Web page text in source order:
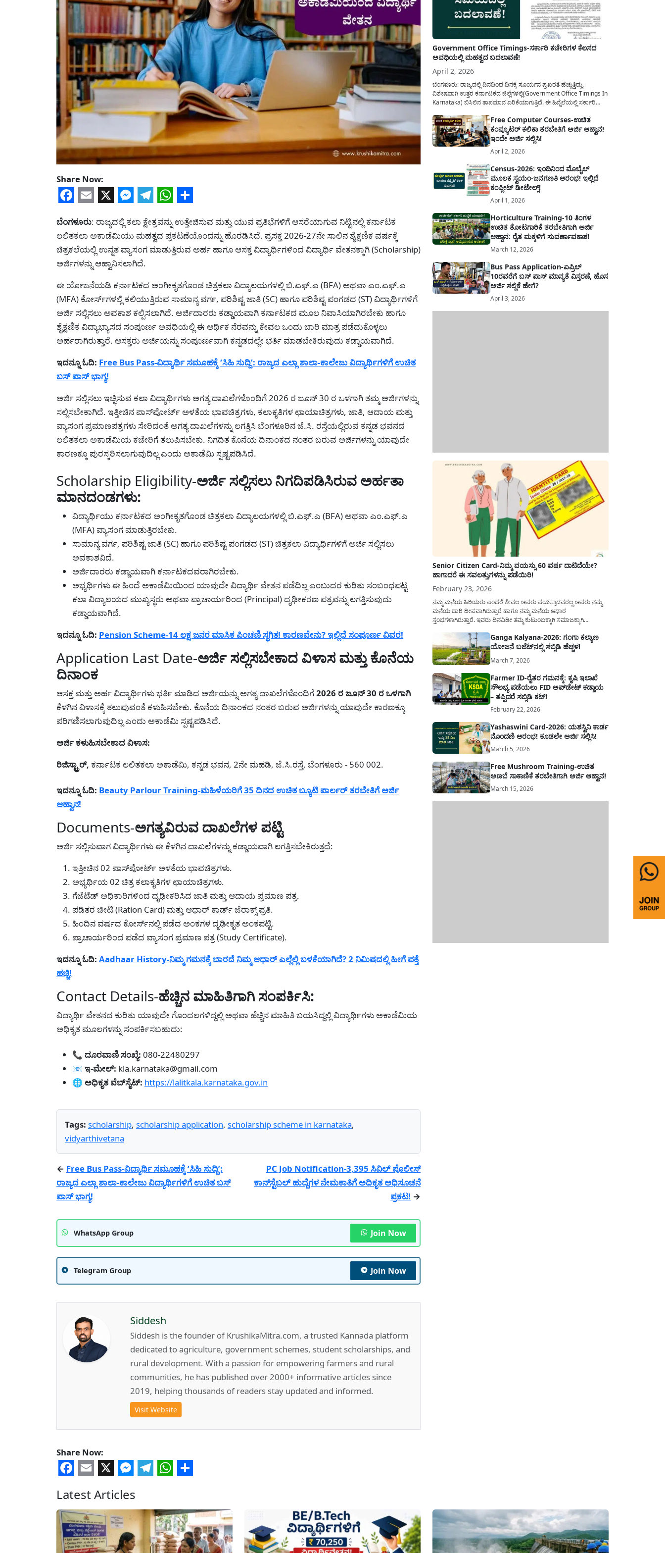
Share Now:
Facebook
Email
X Messenger
Telegram
WhatsApp
Share
ಬೆಂಗಳೂರು: ರಾಜ್ಯದಲ್ಲಿ ಕಲಾ ಕ್ಷೇತ್ರವನ್ನು ಉತ್ತೇಜಿಸುವ ಮತ್ತು ಯುವ ಪ್ರತಿಭೆಗಳಿಗೆ ಆಸರೆಯಾಗುವ ನಿಟ್ಟಿನಲ್ಲಿ ಕರ್ನಾಟಕ
ಲಲಿತಕಲಾ ಅಕಾಡೆಮಿಯು ಮಹತ್ವದ ಪ್ರಕಟಣೆಯೊಂದನ್ನು ಹೊರಡಿಸಿದೆ. ಪ್ರಸಕ್ತ 2026-27ನೇ ಸಾಲಿನ ಶೈಕ್ಷಣಿಕ ವರ್ಷಕ್ಕೆ
ಚಿತ್ರಕಲೆಯಲ್ಲಿ ಉನ್ನತ ವ್ಯಾಸಂಗ ಮಾಡುತ್ತಿರುವ ಅರ್ಹ ಹಾಗೂ ಆಸಕ್ತ ವಿದ್ಯಾರ್ಥಿಗಳಿಂದ ವಿದ್ಯಾರ್ಥಿ ವೇತನಕ್ಕಾಗಿ (Scholarship)
ಅರ್ಜಿಗಳನ್ನು ಆಹ್ವಾನಿಸಲಾಗಿದೆ.
ಈ ಯೋಜನೆಯಡಿ ಕರ್ನಾಟಕದ ಅಂಗೀಕೃತಗೊಂಡ ಚಿತ್ರಕಲಾ ವಿದ್ಯಾಲಯಗಳಲ್ಲಿ ಬಿ.ಎಫ್.ಎ (BFA) ಅಥವಾ ಎಂ.ಎಫ್.ಎ
(MFA) ಕೋರ್ಸ್‌ಗಳಲ್ಲಿ ಕಲಿಯುತ್ತಿರುವ ಸಾಮಾನ್ಯ ವರ್ಗ, ಪರಿಶಿಷ್ಟ ಜಾತಿ (SC) ಹಾಗೂ ಪರಿಶಿಷ್ಟ ಪಂಗಡದ (ST) ವಿದ್ಯಾರ್ಥಿಗಳಿಗೆ
ಅರ್ಜಿ ಸಲ್ಲಿಸಲು ಅವಕಾಶ ಕಲ್ಪಿಸಲಾಗಿದೆ. ಅರ್ಜಿದಾರರು ಕಡ್ಡಾಯವಾಗಿ ಕರ್ನಾಟಕದ ಮೂಲ ನಿವಾಸಿಯಾಗಿರಬೇಕು ಹಾಗೂ
ಶೈಕ್ಷಣಿಕ ವಿದ್ಯಾಭ್ಯಾಸದ ಸಂಪೂರ್ಣ ಅವಧಿಯಲ್ಲಿ ಈ ಆರ್ಥಿಕ ನೆರವನ್ನು ಕೇವಲ ಒಂದು ಬಾರಿ ಮಾತ್ರ ಪಡೆದುಕೊಳ್ಳಲು
ಅರ್ಹರಾಗಿರುತ್ತಾರೆ. ಆಸಕ್ತರು ಅರ್ಜಿಯನ್ನು ಸಂಪೂರ್ಣವಾಗಿ ಕನ್ನಡದಲ್ಲೇ ಭರ್ತಿ ಮಾಡಬೇಕಿರುವುದು ಕಡ್ಡಾಯವಾಗಿದೆ.
ಇದನ್ನೂ ಓದಿ: Free Bus Pass-ವಿದ್ಯಾರ್ಥಿ ಸಮೂಹಕ್ಕೆ ‘ಸಿಹಿ ಸುದ್ದಿ’: ರಾಜ್ಯದ ಎಲ್ಲಾ ಶಾಲಾ-ಕಾಲೇಜು ವಿದ್ಯಾರ್ಥಿಗಳಿಗೆ ಉಚಿತ
ಬಸ್ ಪಾಸ್ ಭಾಗ್ಯ!
ಅರ್ಜಿ ಸಲ್ಲಿಸಲು ಇಚ್ಛಿಸುವ ಕಲಾ ವಿದ್ಯಾರ್ಥಿಗಳು ಅಗತ್ಯ ದಾಖಲೆಗಳೊಂದಿಗೆ 2026 ರ ಜೂನ್ 30 ರ ಒಳಗಾಗಿ ತಮ್ಮ ಅರ್ಜಿಗಳನ್ನು
ಸಲ್ಲಿಸಬೇಕಾಗಿದೆ. ಇತ್ತೀಚಿನ ಪಾಸ್‌ಪೋರ್ಟ್ ಅಳತೆಯ ಭಾವಚಿತ್ರಗಳು, ಕಲಾಕೃತಿಗಳ ಛಾಯಾಚಿತ್ರಗಳು, ಜಾತಿ, ಆದಾಯ ಮತ್ತು
ವ್ಯಾಸಂಗ ಪ್ರಮಾಣಪತ್ರಗಳು ಸೇರಿದಂತೆ ಅಗತ್ಯ ದಾಖಲೆಗಳನ್ನು ಲಗತ್ತಿಸಿ ಬೆಂಗಳೂರಿನ ಜೆ.ಸಿ. ರಸ್ತೆಯಲ್ಲಿರುವ ಕನ್ನಡ ಭವನದ
ಲಲಿತಕಲಾ ಅಕಾಡೆಮಿಯ ಕಚೇರಿಗೆ ತಲುಪಿಸಬೇಕು. ನಿಗದಿತ ಕೊನೆಯ ದಿನಾಂಕದ ನಂತರ ಬರುವ ಅರ್ಜಿಗಳನ್ನು ಯಾವುದೇ
ಕಾರಣಕ್ಕೂ ಪುರಸ್ಕರಿಸಲಾಗುವುದಿಲ್ಲ ಎಂದು ಅಕಾಡೆಮಿ ಸ್ಪಷ್ಟಪಡಿಸಿದೆ.
Scholarship Eligibility-ಅರ್ಜಿ ಸಲ್ಲಿಸಲು ನಿಗದಿಪಡಿಸಿರುವ ಅರ್ಹತಾ
ಮಾನದಂಡಗಳು:
ವಿದ್ಯಾರ್ಥಿಯು ಕರ್ನಾಟಕದ ಅಂಗೀಕೃತಗೊಂಡ ಚಿತ್ರಕಲಾ ವಿದ್ಯಾಲಯಗಳಲ್ಲಿ ಬಿ.ಎಫ್.ಎ (BFA) ಅಥವಾ ಎಂ.ಎಫ್.ಎ
(MFA) ವ್ಯಾಸಂಗ ಮಾಡುತ್ತಿರಬೇಕು.
ಸಾಮಾನ್ಯ ವರ್ಗ, ಪರಿಶಿಷ್ಟ ಜಾತಿ (SC) ಹಾಗೂ ಪರಿಶಿಷ್ಟ ಪಂಗಡದ (ST) ಚಿತ್ರಕಲಾ ವಿದ್ಯಾರ್ಥಿಗಳಿಗೆ ಅರ್ಜಿ ಸಲ್ಲಿಸಲು
ಅವಕಾಶವಿದೆ.
ಅರ್ಜಿದಾರರು ಕಡ್ಡಾಯವಾಗಿ ಕರ್ನಾಟಕದವರಾಗಿರಬೇಕು.
ಅಭ್ಯರ್ಥಿಗಳು ಈ ಹಿಂದೆ ಅಕಾಡೆಮಿಯಿಂದ ಯಾವುದೇ ವಿದ್ಯಾರ್ಥಿ ವೇತನ ಪಡೆದಿಲ್ಲ ಎಂಬುದರ ಕುರಿತು ಸಂಬಂಧಪಟ್ಟ
ಕಲಾ ವಿದ್ಯಾಲಯದ ಮುಖ್ಯಸ್ಥರು ಅಥವಾ ಪ್ರಾಚಾರ್ಯರಿಂದ (Principal) ದೃಢೀಕರಣ ಪತ್ರವನ್ನು ಲಗತ್ತಿಸುವುದು
ಕಡ್ಡಾಯವಾಗಿದೆ.
ಇದನ್ನೂ ಓದಿ: Pension Scheme-14 ಲಕ್ಷ ಜನರ ಮಾಸಿಕ ಪಿಂಚಣಿ ಸ್ಥಗಿತ! ಕಾರಣವೇನು? ಇಲ್ಲಿದೆ ಸಂಪೂರ್ಣ ವಿವರ!
Application Last Date-ಅರ್ಜಿ ಸಲ್ಲಿಸಬೇಕಾದ ವಿಳಾಸ ಮತ್ತು ಕೊನೆಯ
ದಿನಾಂಕ
ಆಸಕ್ತ ಮತ್ತು ಅರ್ಹ ವಿದ್ಯಾರ್ಥಿಗಳು ಭರ್ತಿ ಮಾಡಿದ ಅರ್ಜಿಯನ್ನು ಅಗತ್ಯ ದಾಖಲೆಗಳೊಂದಿಗೆ2026 ರ ಜೂನ್ 30 ರ ಒಳಗಾಗಿ
ಕೆಳಗಿನ ವಿಳಾಸಕ್ಕೆ ತಲುಪುವಂತೆ ಕಳುಹಿಸಬೇಕು. ಕೊನೆಯ ದಿನಾಂಕದ ನಂತರ ಬರುವ ಅರ್ಜಿಗಳನ್ನು ಯಾವುದೇ ಕಾರಣಕ್ಕೂ
ಪರಿಗಣಿಸಲಾಗುವುದಿಲ್ಲ ಎಂದು ಅಕಾಡೆಮಿ ಸ್ಪಷ್ಟಪಡಿಸಿದೆ.
ಅರ್ಜಿ ಕಳುಹಿಸಬೇಕಾದ ವಿಳಾಸ:
ರಿಜಿಸ್ಟ್ರಾರ್, ಕರ್ನಾಟಕ ಲಲಿತಕಲಾ ಅಕಾಡೆಮಿ, ಕನ್ನಡ ಭವನ, 2ನೇ ಮಹಡಿ, ಜೆ.ಸಿ.ರಸ್ತೆ, ಬೆಂಗಳೂರು - 560 002.
ಇದನ್ನೂ ಓದಿ: Beauty Parlour Training-ಮಹಿಳೆಯರಿಗೆ 35 ದಿನದ ಉಚಿತ ಬ್ಯೂಟಿ ಪಾರ್ಲರ್ ತರಬೇತಿಗೆ ಅರ್ಜಿ
ಆಹ್ವಾನ!
Documents-ಅಗತ್ಯವಿರುವ ದಾಖಲೆಗಳ ಪಟ್ಟಿ
ಅರ್ಜಿ ಸಲ್ಲಿಸುವಾಗ ವಿದ್ಯಾರ್ಥಿಗಳು ಈ ಕೆಳಗಿನ ದಾಖಲೆಗಳನ್ನು ಕಡ್ಡಾಯವಾಗಿ ಲಗತ್ತಿಸಬೇಕಿರುತ್ತದೆ:
ಇತ್ತೀಚಿನ 02 ಪಾಸ್‍ಪೋರ್ಟ್ ಅಳತೆಯ ಭಾವಚಿತ್ರಗಳು.
ಅಭ್ಯರ್ಥಿಯ 02 ಚಿತ್ರ ಕಲಾಕೃತಿಗಳ ಛಾಯಾಚಿತ್ರಗಳು.
ಗೆಜೆಟೆಡ್ ಅಧಿಕಾರಿಗಳಿಂದ ದೃಢೀಕರಿಸಿದ ಜಾತಿ ಮತ್ತು ಆದಾಯ ಪ್ರಮಾಣ ಪತ್ರ.
ಪಡಿತರ ಚೀಟಿ (Ration Card) ಮತ್ತು ಆಧಾರ್ ಕಾರ್ಡ್ ಜೆರಾಕ್ಸ್ ಪ್ರತಿ.
ಹಿಂದಿನ ವರ್ಷದ ಕೋರ್ಸ್‍ನಲ್ಲಿ ಪಡೆದ ಅಂಕಗಳ ದೃಢೀಕೃತ ಅಂಕಪಟ್ಟಿ.
ಪ್ರಾಚಾರ್ಯರಿಂದ ಪಡೆದ ವ್ಯಾಸಂಗ ಪ್ರಮಾಣ ಪತ್ರ (Study Certificate).
ಇದನ್ನೂ ಓದಿ: Aadhaar History-ನಿಮ್ಮ ಗಮನಕ್ಕೆ ಬಾರದೆ ನಿಮ್ಮ ಆಧಾರ್ ಎಲ್ಲೆಲ್ಲಿ ಬಳಕೆಯಾಗಿದೆ? 2 ನಿಮಿಷದಲ್ಲಿ ಹೀಗೆ ಪತ್ತೆ
ಹಚ್ಚಿ!
Contact Details-ಹೆಚ್ಚಿನ ಮಾಹಿತಿಗಾಗಿ ಸಂಪರ್ಕಿಸಿ:
ವಿದ್ಯಾರ್ಥಿ ವೇತನದ ಕುರಿತು ಯಾವುದೇ ಗೊಂದಲಗಳಿದ್ದಲ್ಲಿ ಅಥವಾ ಹೆಚ್ಚಿನ ಮಾಹಿತಿ ಬಯಸಿದ್ದಲ್ಲಿ ವಿದ್ಯಾರ್ಥಿಗಳು ಅಕಾಡೆಮಿಯ
ಅಧಿಕೃತ ಮೂಲಗಳನ್ನು ಸಂಪರ್ಕಿಸಬಹುದು:
📞 ದೂರವಾಣಿ ಸಂಖ್ಯೆ: 080-22480297
📧 ಇ-ಮೇಲ್: kla.karnataka@gmail.com
🌐 ಅಧಿಕೃತ ವೆಬ್‍ಸೈಟ್: https://lalitkala.karnataka.gov.in
Tags: scholarship, scholarship application, scholarship scheme in karnataka,
vidyarthivetana
← Free Bus Pass-ವಿದ್ಯಾರ್ಥಿ ಸಮೂಹಕ್ಕೆ ‘ಸಿಹಿ ಸುದ್ದಿ’:
ರಾಜ್ಯದ ಎಲ್ಲಾ ಶಾಲಾ-ಕಾಲೇಜು ವಿದ್ಯಾರ್ಥಿಗಳಿಗೆ ಉಚಿತ ಬಸ್
ಪಾಸ್ ಭಾಗ್ಯ!
PC Job Notification-3,395 ಸಿವಿಲ್ ಪೊಲೀಸ್
ಕಾನ್‌ಸ್ಟೆಬಲ್ ಹುದ್ದೆಗಳ ನೇಮಕಾತಿಗೆ ಅಧಿಕೃತ ಅಧಿಸೂಚನೆ
ಪ್ರಕಟ! →
WhatsApp Group Join Now
Telegram Group Join Now
Siddesh
Siddesh is the founder of KrushikaMitra.com, a trusted Kannada platform
dedicated to agriculture, government schemes, student scholarships, and
rural development. With a passion for empowering farmers and rural
communities, he has published over 2000+ informative articles since
2019, helping thousands of readers stay updated and informed.
Visit Website
Share Now:
Government Office Timings-ಸರ್ಕಾರಿ ಕಚೇರಿಗಳ ಕೆಲಸದ
ಅವಧಿಯಲ್ಲಿ ಮಹತ್ವದ ಬದಲಾವಣೆ!
April 2, 2026
ಬೆಂಗಳೂರು: ರಾಜ್ಯದಲ್ಲಿ ದಿನದಿಂದ ದಿನಕ್ಕೆ ಸೂರ್ಯನ ಪ್ರಖರತೆ ಹೆಚ್ಚುತ್ತಿದ್ದು,
ವಿಶೇಷವಾಗಿ ಉತ್ತರ ಕರ್ನಾಟಕದ ಜಿಲ್ಲೆಗಳಲ್ಲಿ(Government Office Timings In
Karnataka) ಬಿಸಿಲಿನ ತಾಪಮಾನ ಏರಿಕೆಯಾಗುತ್ತಿದೆ. ಈ ಹಿನ್ನೆಲೆಯಲ್ಲಿ ಸರ್ಕಾರಿ
ಸರ್ಕಾರವು ಮಹತ್ವದ ನಿರ್ಧಾರವೊಂದನ್ನು ಕೈಗೊಂಡಿದೆ. ಕಿತ್ತೂರು ಕರ್ನಾಟಕ ಮತ್ತು
ಕಲ್ಯಾಣ ಕರ್ನಾಟಕದ ಒಟ್ಟು 9 ಜಿಲ್ಲೆಗಳಲ್ಲಿ ಏಪ್ರಿಲ್...
Free Computer Courses-ಉಚಿತ
ಕಂಪ್ಯೂಟರ್ ಕಲಿಕಾ ತರಬೇತಿಗೆ ಅರ್ಜಿ ಆಹ್ವಾನ!
ಇಂದೇ ಅರ್ಜಿ ಸಲ್ಲಿಸಿ!
April 2, 2026
Census-2026: ಇಂದಿನಿಂದ ಮೊಬೈಲ್
ಮೂಲಕ ಸ್ವಯಂ-ಜನಗಣತಿ ಆರಂಭ! ಇಲ್ಲಿದೆ
ಕಂಪ್ಲೀಟ್ ಡೀಟೇಲ್ಸ್!
April 1, 2026
Horticulture Training-10 ತಿಂಗಳ
ಉಚಿತ ತೋಟಗಾರಿಕೆ ತರಬೇತಿಗಾಗಿ ಅರ್ಜಿ
ಆಹ್ವಾನ: ರೈತ ಮಕ್ಕಳಿಗೆ ಸುವರ್ಣಾವಕಾಶ!
March 12, 2026
Bus Pass Application-ಏಪ್ರಿಲ್
10ರವರೆಗೆ ಬಸ್ ಪಾಸ್ ಮಾನ್ಯತೆ ವಿಸ್ತರಣೆ, ಹೊಸ
ಅರ್ಜಿ ಸಲ್ಲಿಕೆ ಹೇಗೆ?
April 3, 2026
Senior Citizen Card-ನಿಮ್ಮ ವಯಸ್ಸು 60 ವರ್ಷ ದಾಟಿದೆಯೇ?
ಹಾಗಾದರೆ ಈ ಸವಲತ್ತುಗಳನ್ನು ಪಡೆಯಿರಿ!
February 23, 2026
ನಮ್ಮ ಮನೆಯ ಹಿರಿಯರು ಎಂದರೆ ಕೇವಲ ಅವರು ವಯಸ್ಸಾದವರಲ್ಲ ಅವರು ನಮ್ಮ
ಮನೆಯ ದಾರಿ ದೀಪವಾಗಿರುತ್ತಾರೆ ಹಾಗೂ ನಮ್ಮ ಮನೆಯ ಆಧಾರ
ಸ್ತಂಭಗಳಾಗಿರುತ್ತಾರೆ. ಇವರು ದಿನವಿಡೀ ತಮ್ಮ ಕುಟುಂಬಕ್ಕಾಗಿ ಸಮಾಜಕ್ಕಾಗಿ
ನೆಮ್ಮದಿಯಿಂದ ಕಳೆಯಬೇಕೆಂಬುದು ಪ್ರತಿಯೊಬ್ಬರ ಕನಸಾಗಿರುತ್ತದೆ ಆದ್ದರಿಂದ
ಸರ್ಕಾರವು ಹಿರಿಯ ನಾಗರಿಕರ ಗುರುತಿನ ಚೀಟಿ...
Ganga Kalyana-2026: ಗಂಗಾ ಕಲ್ಯಾಣ
ಯೋಜನೆ ಬಜೆಟ್‌ನಲ್ಲಿ ಸಬ್ಸಿಡಿ ಹೆಚ್ಚಳ!
March 7, 2026
Farmer ID-ರೈತರ ಗಮನಕ್ಕೆ: ಕೃಷಿ ಇಲಾಖೆ
ಸೌಲಭ್ಯ ಪಡೆಯಲು FID ಅಪ್‌ಡೇಟ್ ಕಡ್ಡಾಯ
– ತಪ್ಪಿದರೆ ಸಬ್ಸಿಡಿ ಕಟ್!
February 22, 2026
Yashaswini Card-2026: ಯಶಸ್ವಿನಿ ಕಾರ್ಡ
ನೊಂದಣಿ ಆರಂಭ! ಕೂಡಲೇ ಅರ್ಜಿ ಸಲ್ಲಿಸಿ!
March 5, 2026
Free Mushroom Training-ಉಚಿತ
ಅಣಬೆ ಸಾಕಾಣಿಕೆ ತರಬೇತಿಗಾಗಿ ಅರ್ಜಿ ಆಹ್ವಾನ!
March 15, 2026
Latest Articles